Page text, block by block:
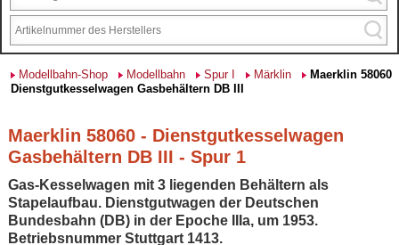
Modellbahn-Shop Modellbahn Spur I Märklin
Maerklin 58060
Dienstgutkesselwagen Gasbehältern DB III
Maerklin 58060 - Dienstgutkesselwagen
Gasbehältern DB III - Spur 1
Gas-Kesselwagen mit 3 liegenden Behältern als
Stapelaufbau. Dienstgutwagen der Deutschen
Bundesbahn (DB) in der Epoche IIIa, um 1953.
Betriebsnummer Stuttgart 1413.